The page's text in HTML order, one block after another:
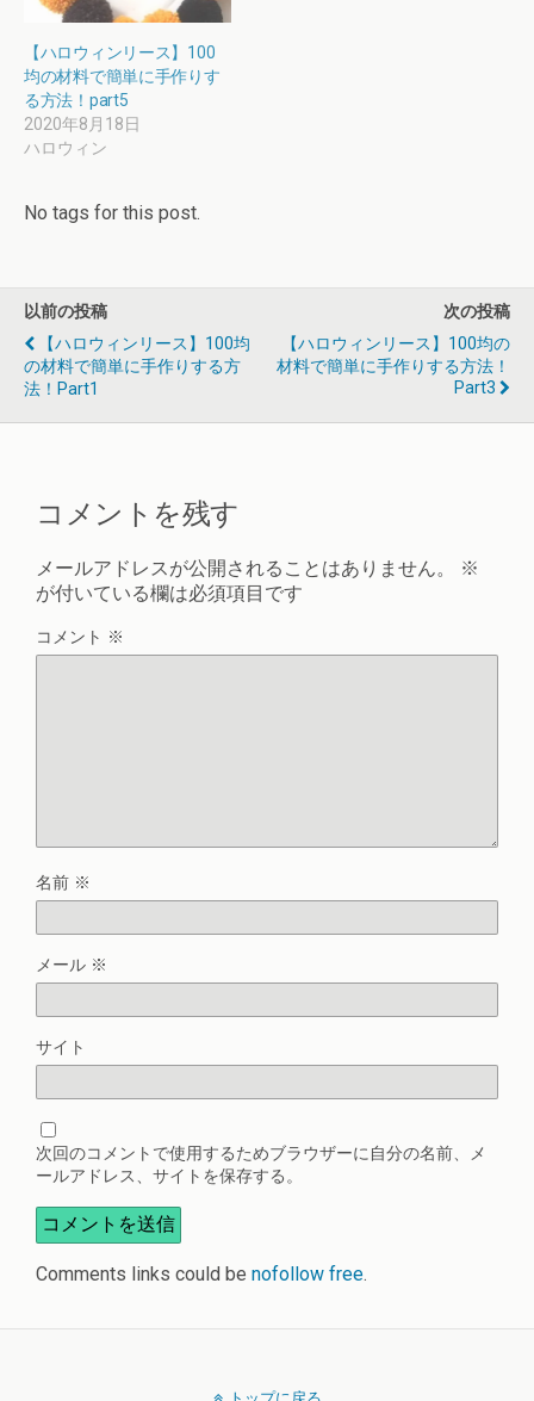
【ハロウィンリース】100
均の材料で簡単に手作りす
る方法！part5
2020年8月18日
ハロウィン
No tags for this post.
以前の投稿
【ハロウィンリース】100均
の材料で簡単に手作りする方
法！part1
次の投稿
【ハロウィンリース】100均の
材料で簡単に手作りする方法！
Part3
コメントを残す
メールアドレスが公開されることはありません。
※
が付いている欄は必須項目です
コメント ※
名前 ※
メール ※
サイト
次回のコメントで使用するためブラウザーに自分の名前、メ
ールアドレス、サイトを保存する。
Comments links could be nofollow free.